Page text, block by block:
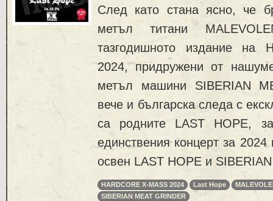
След като стана ясно, че
метъл титани
тазгодишното издание на
2024, придружени от
метъл машини SIBERIAN
вече и българска следа с
са родните LAST HOPE,
единствения концерт за
освен LAST HOPE и
HARDCORE X-MASS 2024 Last Hope
SIBERIAN MEAT GRINDER